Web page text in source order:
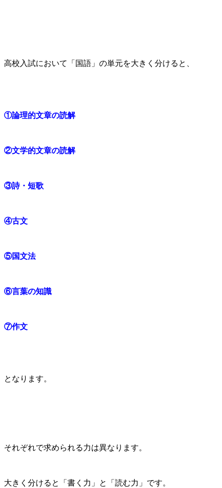
高校入試において「国語」の単元を大きく分けると、
①論理的文章の読解
②文学的文章の読解
③詩・短歌
④古文
⑤国文法
⑥言葉の知識
⑦作文
となります。
それぞれで求められる力は異なります。
大きく分けると「書く力」と「読む力」です。